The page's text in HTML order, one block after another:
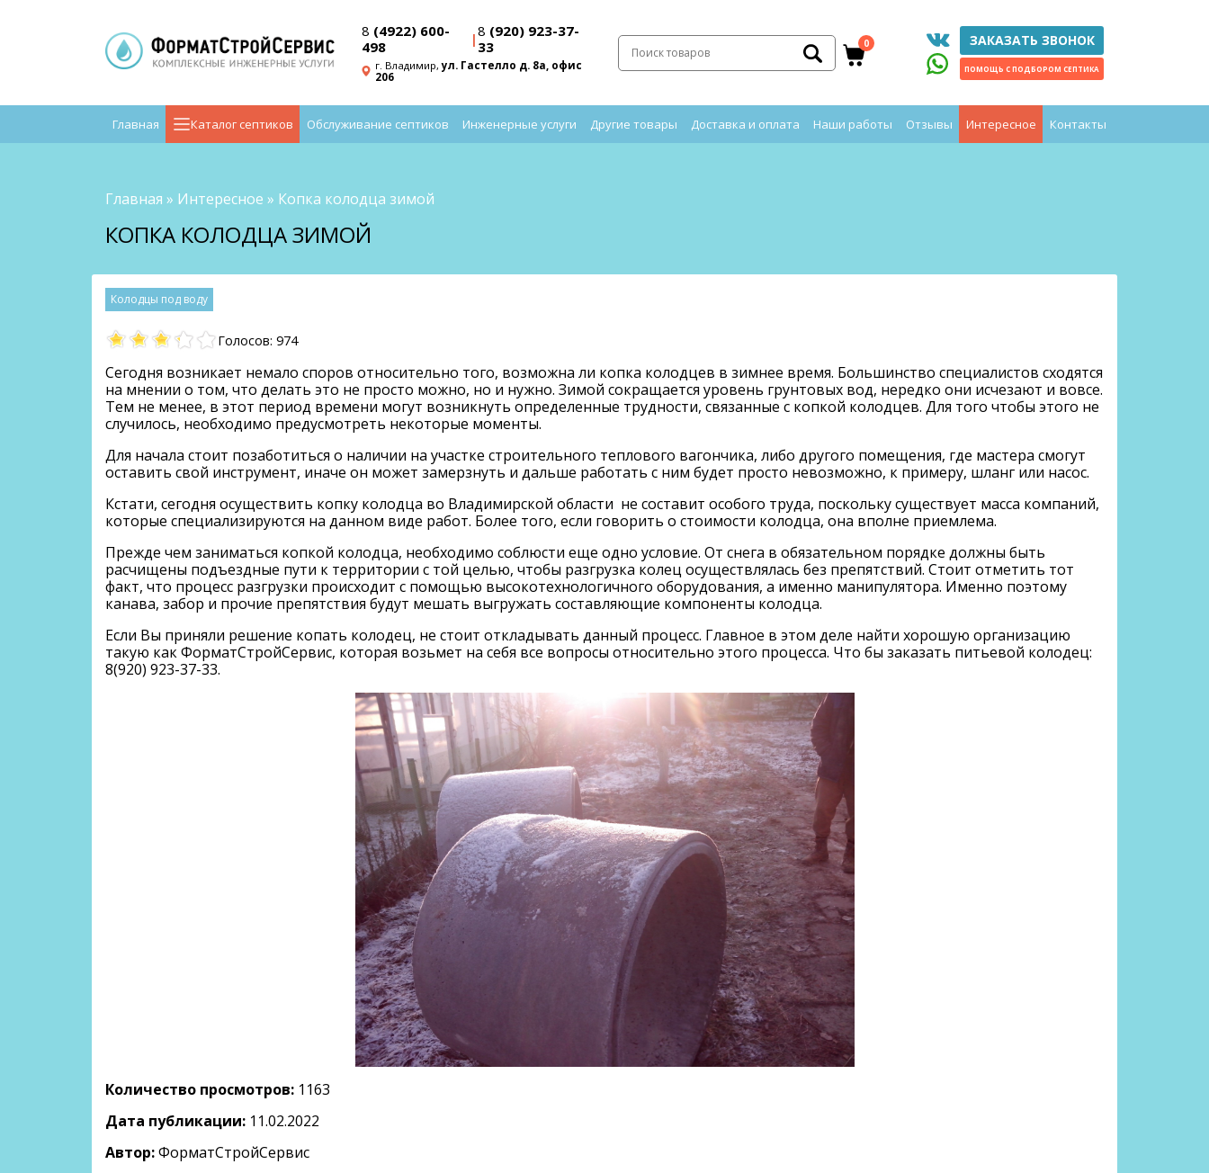
8 (4922) 600-
498
|8 (920) 923-37-
33
г. Владимир,ул. Гастелло д. 8а, офис
206
0 ЗАКАЗАТЬ ЗВОНОК
ПОМОЩЬ С ПОДБОРОМ СЕПТИКА
Главная Каталог септиков Обслуживание септиков Инженерные услуги Другие товары Доставка и оплата Наши работы Отзывы Интересное Контакты
Главная » Интересное » Копка колодца зимой
КОПКА КОЛОДЦА ЗИМОЙ
колодцы под воду
Голосов: 974
Сегодня возникает немало споров относительно того, возможна ли копка колодцев в зимнее время. Большинство специалистов сходятся
на мнении о том, что делать это не просто можно, но и нужно. Зимой сокращается уровень грунтовых вод, нередко они исчезают и вовсе.
Тем не менее, в этот период времени могут возникнуть определенные трудности, связанные с копкой колодцев. Для того чтобы этого не
случилось, необходимо предусмотреть некоторые моменты.
Для начала стоит позаботиться о наличии на участке строительного теплового вагончика, либо другого помещения, где мастера смогут
оставить свой инструмент, иначе он может замерзнуть и дальше работать с ним будет просто невозможно, к примеру, шланг или насос.
Кстати, сегодня осуществить копку колодца во Владимирской области не составит особого труда, поскольку существует масса компаний,
которые специализируются на данном виде работ. Более того, если говорить о стоимости колодца, она вполне приемлема.
Прежде чем заниматься копкой колодца, необходимо соблюсти еще одно условие. От снега в обязательном порядке должны быть
расчищены подъездные пути к территории с той целью, чтобы разгрузка колец осуществлялась без препятствий. Стоит отметить тот
факт, что процесс разгрузки происходит с помощью высокотехнологичного оборудования, а именно манипулятора. Именно поэтому
канава, забор и прочие препятствия будут мешать выгружать составляющие компоненты колодца.
Если Вы приняли решение копать колодец, не стоит откладывать данный процесс. Главное в этом деле найти хорошую организацию
такую как ФорматСтройСервис, которая возьмет на себя все вопросы относительно этого процесса. Что бы заказать питьевой колодец:
8(920) 923-37-33.
Количество просмотров: 1163
Дата публикации: 11.02.2022
Автор:ФорматСтройСервис